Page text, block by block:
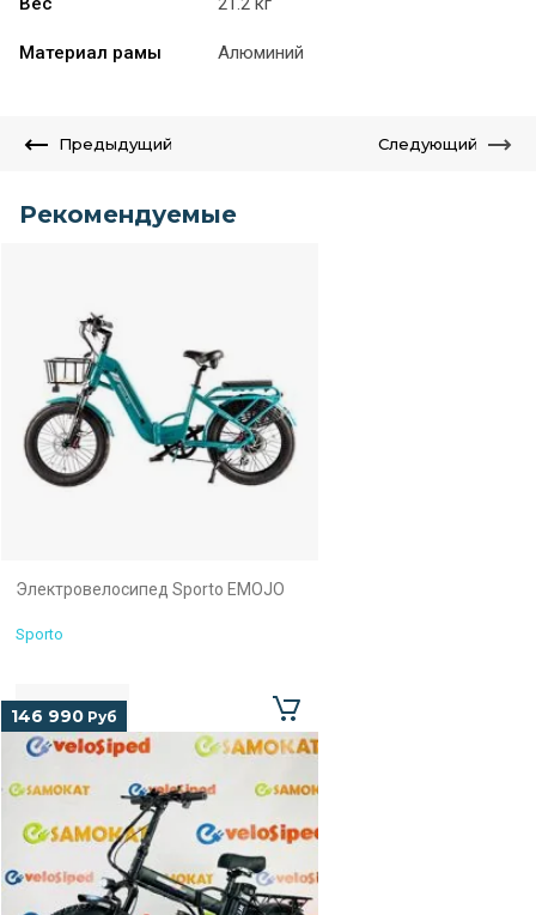
Материал рамы Алюминий
Предыдущий Следующий
Рекомендуемые
Электровелосипед Sporto EMOJO
Sporto
146 990 Руб